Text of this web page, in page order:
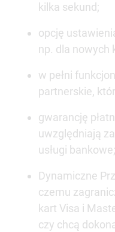
kilka sekund;
opcję
np. dla nowych
w pełni
partnerskie,
gwarancję
uwzględniają
usługi bankowe;
Dynamiczne
czemu
kart Visa i
czy chcą